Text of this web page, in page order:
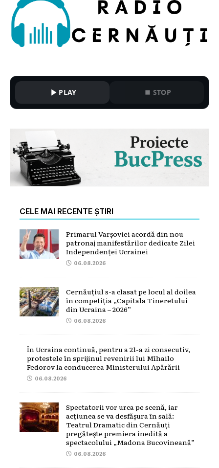
PLAY STOP
CELE MAI RECENTE ȘTIRI
Primarul Varșoviei acordă din nou
patronaj manifestărilor dedicate Zilei
Independenței Ucrainei
06.08.2026
Cernăuțiul s-a clasat pe locul al doilea
în competiția „Capitala Tineretului
din Ucraina – 2026”
06.08.2026
În Ucraina continuă, pentru a 21-a zi consecutiv,
protestele în sprijinul revenirii lui Mîhailo
Fedorov la conducerea Ministerului Apărării
06.08.2026
Spectatorii vor urca pe scenă, iar
acțiunea se va desfășura în sală:
Teatrul Dramatic din Cernăuți
pregătește premiera inedită a
spectacolului „Madona Bucovineană”
06.08.2026